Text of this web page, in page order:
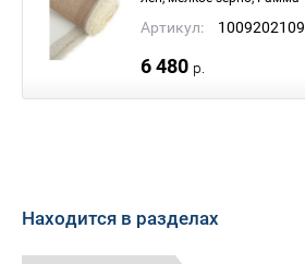
Артикул: 1009202109
6 480 р.
Находится в разделах